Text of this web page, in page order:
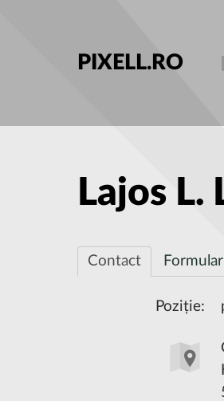
PIXELL.RO
Lajos L.
Contact
Poziție: